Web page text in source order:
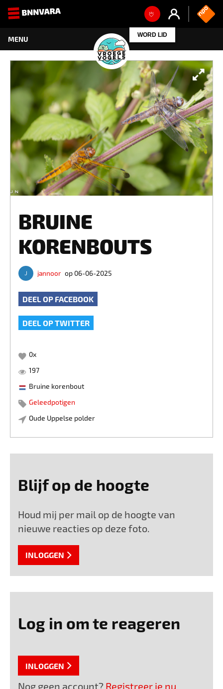
WORD LID
BRUINE
KORENBOUTS
jannoor op 06-06-2025
DEEL OP FACEBOOK
DEEL OP TWITTER
0x
197
Bruine korenbout
Geleedpotigen
Oude Uppelse polder
Blijf op de hoogte
Houd mij per mail op de hoogte van
nieuwe reacties op deze foto.
INLOGGEN
Log in om te reageren
INLOGGEN
Nog geen account? Registreer je nu